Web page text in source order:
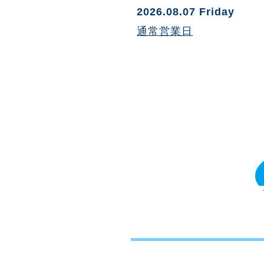
2026.08.07 Friday
通常営業日